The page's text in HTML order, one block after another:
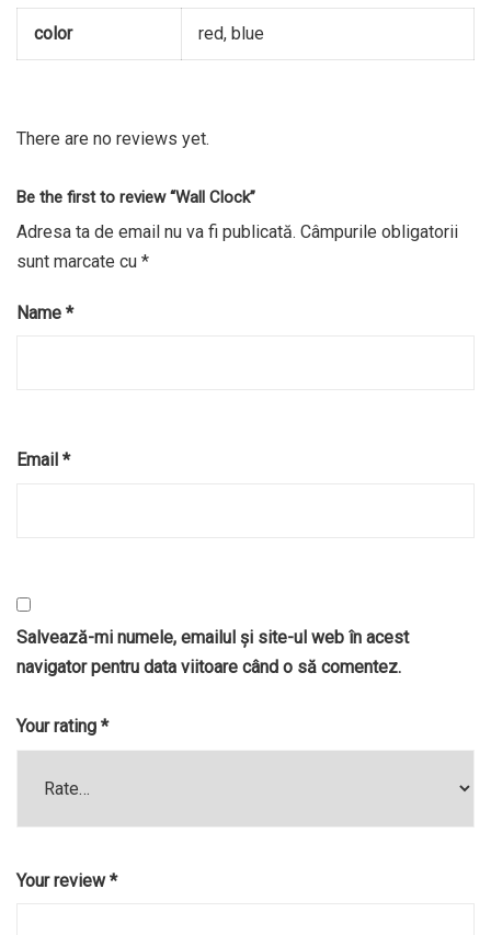
color red, blue
There are no reviews yet.
Be the first to review “Wall Clock”
Adresa ta de email nu va fi publicată. Câmpurile obligatorii
sunt marcate cu *
Name *
Email *
Salvează-mi numele, emailul și site-ul web în acest
navigator pentru data viitoare când o să comentez.
Your rating *
Your review*